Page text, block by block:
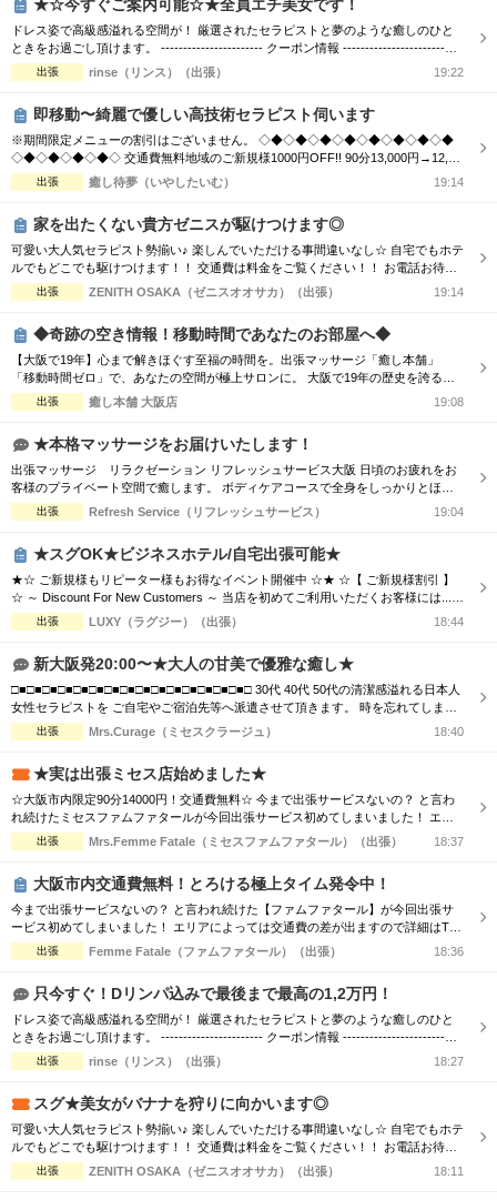
★☆今すぐご案内可能☆★全員エチ美女です！
ドレス姿で高級感溢れる空間が！ 厳選されたセラピストと夢のような癒しのひと
ときをお過ごし頂けます。 ----------------------- クーポン情報 -----------------------
【デトックスコース】通常90分 16,000円 ⇒ 70分 12,000円 【ご利用条件】 「リフ
ナビを見た」と言ってご予約いただいたお客様 ※指名料別途、エリア限定 お客様
出張 rinse（リンス）（出張） 19:22
即移動〜綺麗で優しい高技術セラピスト伺います
※期間限定メニューの割引はございません。 ◇◆◇◆◇◆◇◆◇◆◇◆◇◆◇◆
◇◆◇◆◇◆◇◆◇ 交通費無料地域のご新規様1000円OFF!! 90分13,000円→12,00
0円 120分16,000円→15,000円 150分20,000円→19,000円 ※指名料別途 ◇◆◇◆◇
◆◇◆◇◆◇◆◇◆◇◆◇◆◇◆◇◆◇◆◇ 市内の交通費を頂く地域のご新規様1
出張 癒し待夢（いやしたいむ） 19:14
家を出たくない貴方ゼニスが駆けつけます◎
可愛い大人気セラピスト勢揃い♪ 楽しんでいただける事間違いなし☆ 自宅でもホテ
ルでもどこでも駆けつけます！！ 交通費は料金をご覧ください！！ お電話お待ち
しております(^^♪ TEL070-5654-8310 営業時間;10:00-翌5:00 場所;日本橋、谷九付
近
出張 ZENITH OSAKA（ゼニスオオサカ）（出張） 19:14
◆奇跡の空き情報！移動時間であなたのお部屋へ◆
【大阪で19年】心まで解きほぐす至福の時間を。出張マッサージ「癒し本舗」
「移動時間ゼロ」で、あなたの空間が極上サロンに。 大阪で19年の歴史を誇る
「癒し本舗」は、技術はもちろん、お一人おひとりに寄り添う「おもてなし」を何
より大切にしています。 ■選ばれる理由 ・熟練の技術：ボディケア、オイル、タ
なるホスピタリティをお...
出張 癒し本舗 大阪店 19:08
★本格マッサージをお届けいたします！
出張マッサージ リラクゼーション リフレッシュサービス大阪 日頃のお疲れをお
客様のプライベート空間で癒します。 ボディケアコースで全身をしっかりとほぐ
すも良し！ オイルセラピーで体の深部からゆったりするも良し！ ★高リピートの
スタッフが多数出勤★ リフレッシュサービスでは、 技術接遇研修検定をクリアし
いただけます。 ー...
出張 Refresh Service（リフレッシュサービス） 19:04
★スグOK★ビジネスホテル/自宅出張可能★
★☆ ご新規様もリピーター様もお得なイベント開催中 ☆★ ☆【 ご新規様割引 】
☆ ～ Discount For New Customers ～ 当店を初めてご利用いただくお客様には...
・初回限定で各コース総額より3,000円割引 ☆【 新人割 】☆ ～ New Face Therapi
st ～ NEW FACE マークの付いているセラピスト限定 ・各コース総額より3,000円
出張 LUXY（ラグジー）（出張） 18:44
新大阪発20:00〜★大人の甘美で優雅な癒し★
□■□■□■□■□■□■□■□■□■□■□■□■□■□■□■□ 30代 40代 50代の清潔感溢れる日本人
女性セラピストを ご自宅やご宿泊先等へ派遣させて頂きます。 時を忘れてしまう
程の癒しと心のこもった おもてなしをお届けします。 □■□■□■□■□■□■□■□■□■□
■□■□■□■□■□■□ お客様の日々のお疲れやストレスを心身共に癒す為 優しさ・気
出張 Mrs.Curage（ミセスクラージュ） 18:40
★実は出張ミセス店始めました★
☆大阪市内限定90分14000円！交通費無料☆ 今まで出張サービスないの？ と言わ
れ続けたミセスファムファタールが今回出張サービス初めてしまいました！ エリ
アによっては交通費の差が出ますので詳細はTELにてお伝えさせて頂きます。 90
分コース14000円 120分コース18000円 でのご案内☆ 是非この機会に一度お電話お
出張 Mrs.Femme Fatale（ミセスファムファタール）（出張） 18:37
大阪市内交通費無料！とろける極上タイム発令中！
今まで出張サービスないの？ と言われ続けた【ファムファタール】が今回出張サ
ービス初めてしまいました！ エリアによっては交通費の差が出ますので詳細はTEL
にてお伝えさせて頂きます。 90分コース16000円 120分コース21000円 でのご案内
☆ 是非この機会に一度お電話お待ちしております。 --------- 大阪市中央区高津付近
出張 Femme Fatale（ファムファタール）（出張） 18:36
只今すぐ！Dリンパ込みで最後まで最高の1,2万円！
ドレス姿で高級感溢れる空間が！ 厳選されたセラピストと夢のような癒しのひと
ときをお過ごし頂けます。 ----------------------- クーポン情報 -----------------------
【デトックスコース】通常90分 16,000円 ⇒ 70分 12,000円 【ご利用条件】 「リフ
ナビを見た」と言ってご予約いただいたお客様 ※指名料別途、エリア限定 お客様
出張 rinse（リンス）（出張） 18:27
スグ★美女がバナナを狩りに向かいます◎
可愛い大人気セラピスト勢揃い♪ 楽しんでいただける事間違いなし☆ 自宅でもホテ
ルでもどこでも駆けつけます！！ 交通費は料金をご覧ください！！ お電話お待ち
しております(^^♪ TEL070-5654-8310 営業時間;10:00-翌5:00 場所;日本橋、谷九付
近
出張 ZENITH OSAKA（ゼニスオオサカ）（出張） 18:11